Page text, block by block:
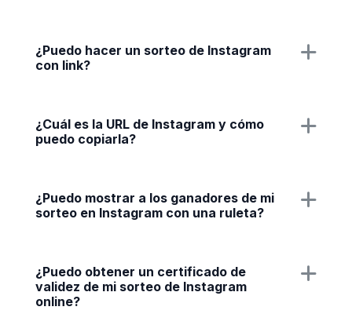
¿Puedo hacer un sorteo de Instagram
con link?
¿Cuál es la URL de Instagram y cómo
puedo copiarla?
¿Puedo mostrar a los ganadores de mi
sorteo en Instagram con una ruleta?
¿Puedo obtener un certificado de
validez de mi sorteo de Instagram
online?